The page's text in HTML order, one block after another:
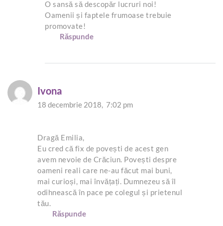
O sansă să descopăr lucruri noi!
Oamenii și faptele frumoase trebuie
promovate!
Răspunde
Ivona
18 decembrie 2018, 7:02 pm
Dragă Emilia,
Eu cred că fix de povești de acest gen
avem nevoie de Crăciun. Povești despre
oameni reali care ne-au făcut mai buni,
mai curioși, mai învățați. Dumnezeu să îl
odihnească în pace pe colegul și prietenul
tău.
Răspunde